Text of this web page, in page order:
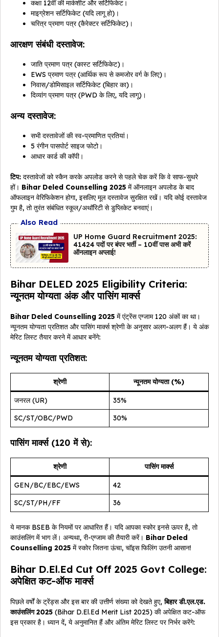
कक्षा 12वीं की मार्कशीट और सर्टिफिकेट।
माइग्रेशन सर्टिफिकेट (यदि लागू हो)।
चरित्र प्रमाण पत्र (कैरेक्टर सर्टिफिकेट)।
आरक्षण संबंधी दस्तावेज:
जाति प्रमाण पत्र (कास्ट सर्टिफिकेट)।
EWS प्रमाण पत्र (आर्थिक रूप से कमजोर वर्ग के लिए)।
निवास/डोमिसाइल सर्टिफिकेट (बिहार का)।
दिव्यांग प्रमाण पत्र (PWD के लिए, यदि लागू)।
अन्य दस्तावेज:
सभी दस्तावेजों की स्व-प्रमाणित प्रतियां।
5 रंगीन पासपोर्ट साइज फोटो।
आधार कार्ड की कॉपी।
टिप: दस्तावेजों को स्कैन करके अपलोड करने से पहले चेक करें कि वे साफ-सुथरे
हों। Bihar Deled Counselling 2025 में ऑनलाइन अपलोड के बाद
ऑफलाइन वेरिफिकेशन होगा, इसलिए मूल दस्तावेज सुरक्षित रखें। यदि कोई दस्तावेज
गुम है, तो तुरंत संबंधित स्कूल/अथॉरिटी से डुप्लिकेट बनवाएं।
Also Read
UP Home Guard Recruitment 2025:
41424 पदों पर बंपर भर्ती – 10वीं पास अभी करें
ऑनलाइन अप्लाई!
Bihar DELED 2025 Eligibility Criteria:
न्यूनतम योग्यता अंक और पासिंग मार्क्स
Bihar Deled Counselling 2025 में एंट्रेंस एग्जाम 120 अंकों का था।
न्यूनतम योग्यता प्रतिशत और पासिंग मार्क्स श्रेणी के अनुसार अलग-अलग हैं। ये अंक
मेरिट लिस्ट तैयार करने में आधार बनेंगे:
न्यूनतम योग्यता प्रतिशत:
श्रेणी न्यूनतम योग्यता (%)
जनरल (UR)
35%
SC/ST/OBC/PWD
30%
पासिंग मार्क्स (120 में से):
श्रेणी पासिंग मार्क्स
GEN/BC/EBC/EWS
42
SC/ST/PH/FF
36
ये मानक BSEB के नियमों पर आधारित हैं। यदि आपका स्कोर इनसे ऊपर है, तो
काउंसलिंग में भाग लें। अन्यथा, री-एग्जाम की तैयारी करें। Bihar Deled
Counselling 2025 में स्कोर जितना ऊंचा, चॉइस फिलिंग उतनी आसान!
Bihar D.El.Ed Cut Off 2025 Govt College:
अपेक्षित कट-ऑफ मार्क्स
पिछले वर्षों के ट्रेंड्स और इस बार की उत्तीर्ण संख्या को देखते हुए,बिहार डी.एल.एड.
काउंसलिंग 2025 (Bihar D.El.Ed Merit List 2025) की अपेक्षित कट-ऑफ
इस प्रकार है। ध्यान दें, ये अनुमानित हैं और अंतिम मेरिट लिस्ट पर निर्भर करेंगे: